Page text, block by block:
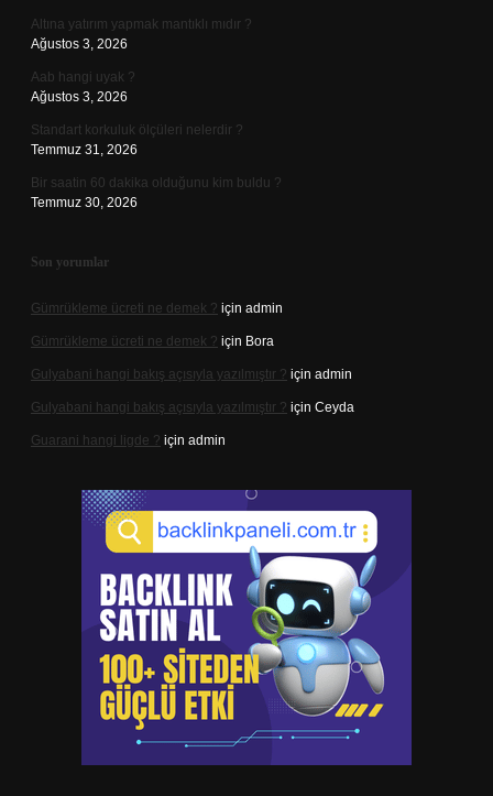
Altına yatırım yapmak mantıklı mıdır ?
Ağustos 3, 2026
Aab hangi uyak ?
Ağustos 3, 2026
Standart korkuluk ölçüleri nelerdir ?
Temmuz 31, 2026
Bir saatin 60 dakika olduğunu kim buldu ?
Temmuz 30, 2026
Son yorumlar
Gümrükleme ücreti ne demek ? için admin
Gümrükleme ücreti ne demek ? için Bora
Gulyabani hangi bakış açısıyla yazılmıştır ? için admin
Gulyabani hangi bakış açısıyla yazılmıştır ? için Ceyda
Guarani hangi ligde ? için admin